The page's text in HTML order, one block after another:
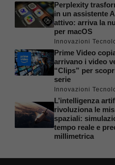
Perplexity
in un assistente
attivo: arriva la
per macOS
Innovazioni
Prime Video
arrivano i video
“Clips” per
serie
Innovazioni
L’intelligenza
rivoluziona le
spaziali:
tempo reale e
millimetrica